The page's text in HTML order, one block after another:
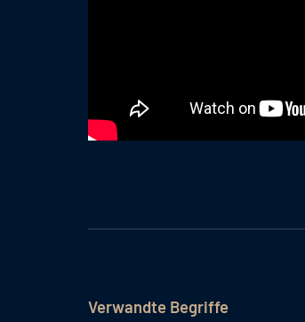
Verwandte Begriffe